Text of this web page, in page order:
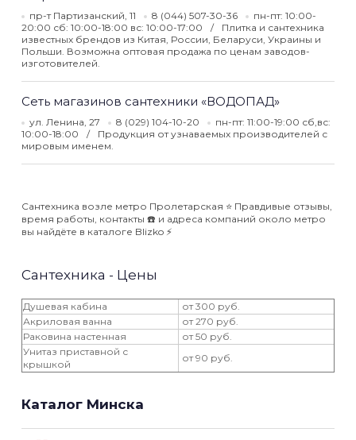
пр-т Партизанский, 11 8 (044) 507-30-36
пн-пт: 10:00-
20:00 сб: 10:00-18:00 вс: 10:00-17:00
Плитка и сантехника
известных брендов из Китая, России, Беларуси, Украины и
Польши. Возможна оптовая продажа по ценам заводов-
изготовителей.
Сеть магазинов сантехники «ВОДОПАД»
ул. Ленина, 27 8 (029) 104-10-20
пн-пт: 11:00-19:00 сб,вс:
10:00-18:00
Продукция от узнаваемых производителей с
мировым именем.
Сантехника возле метро Пролетарская ⭐️ Правдивые отзывы,
время работы, контакты ☎️ и адреса компаний около метро
вы найдёте в каталоге Blizko ⚡️
Сантехника - Цены
Душевая кабина
от 300 руб.
Акриловая ванна
от 270 руб.
Раковина настенная
от 50 руб.
Унитаз приставной с
крышкой
от 90 руб.
Каталог Минска